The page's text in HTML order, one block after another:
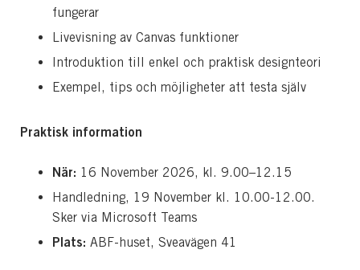
fungerar
Livevisning av Canvas funktioner
Introduktion till enkel och praktisk designteori
Exempel, tips och möjligheter att testa själv
Praktisk information
När: 16 November 2026, kl. 9.00–12.15
Handledning, 19 November kl. 10.00-12.00.
Sker via Microsoft Teams
Plats: ABF-huset, Sveavägen 41